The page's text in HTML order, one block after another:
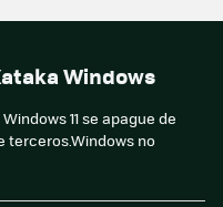
Windows
11 se apague de
terceros.Windows no